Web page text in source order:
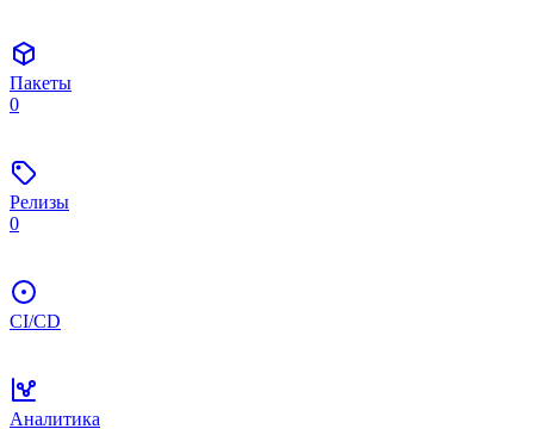
Пакеты
0
Релизы
0
CI/CD
Аналитика